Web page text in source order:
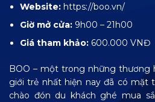
Website: https://boo.vn/
Giờ mở cửa: 9h00 – 21h00
Giá tham khảo: 600.000 VNĐ
BOO – một trong những thương
giới trẻ nhất hiện nay đã có mặt
chào đón du khách ghé mua